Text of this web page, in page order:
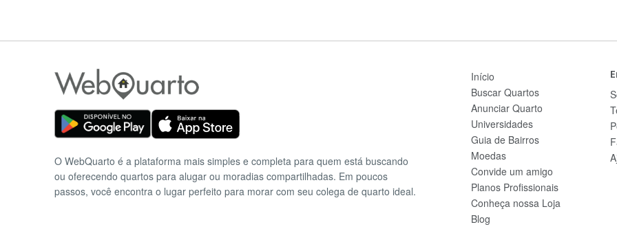
O WebQuarto é a plataforma mais simples e completa para quem está buscando
ou oferecendo quartos para alugar ou moradias compartilhadas. Em poucos
passos, você encontra o lugar perfeito para morar com seu colega de quarto ideal.
Início
Buscar Quartos
Anunciar Quarto
Universidades
Guia de Bairros
Moedas
Convide um amigo
Planos Profissionais
Conheça nossa Loja
Blog